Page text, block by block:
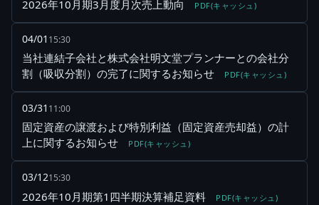
2026年10月期3月度月次売上動向 PDF(キャッシュ)
04/01 15:30
当社連結子会社と株式会社明文堂プランナーとの会社分
割（吸収分割）の完了に関するお知らせ
PDF(キャッシュ)
03/31 11:00
固定資産の譲渡および特別利益（固定資産売却益）の計
上に関するお知らせ
PDF(キャッシュ)
03/1215:30
2026年10月期第1四半期決算補足資料 PDF(キャッシュ)